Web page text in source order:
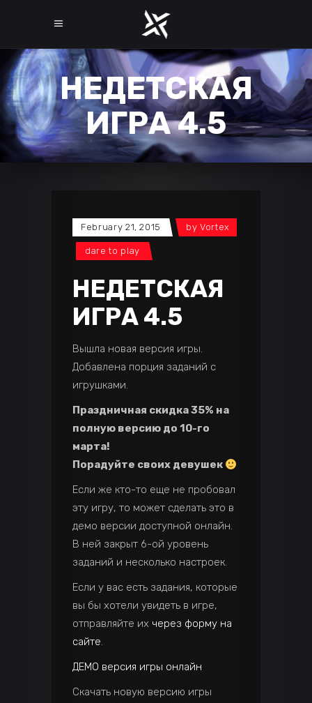
НЕДЕТСКАЯ
ИГРА 4.5
February 21, 2015 byVortex
dare to play
НЕДЕТСКАЯ
ИГРА 4.5
Вышла новая версия игры.
Добавлена порция заданий с
игрушками.
Праздничная скидка 35% на
полную версию до 10-го
марта!
Порадуйте своих девушек
Если же кто-то еще не пробовал
эту игру, то может сделать это в
демо версии доступной онлайн.
В ней закрыт 6-ой уровень
заданий и несколько настроек.
Если у вас есть задания, которые
вы бы хотели увидеть в игре,
отправляйте их через форму на
сайте.
ДЕМО версия игры онлайн
Скачать новую версию игры